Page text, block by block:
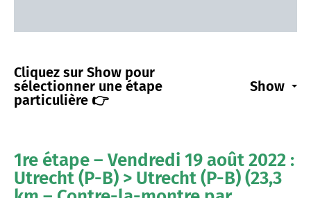
Cliquez sur Show pour
sélectionner une étape
particulière 👉
Show
1re étape – Vendredi 19 août 2022 :
Utrecht (P-B) > Utrecht (P-B) (23,3